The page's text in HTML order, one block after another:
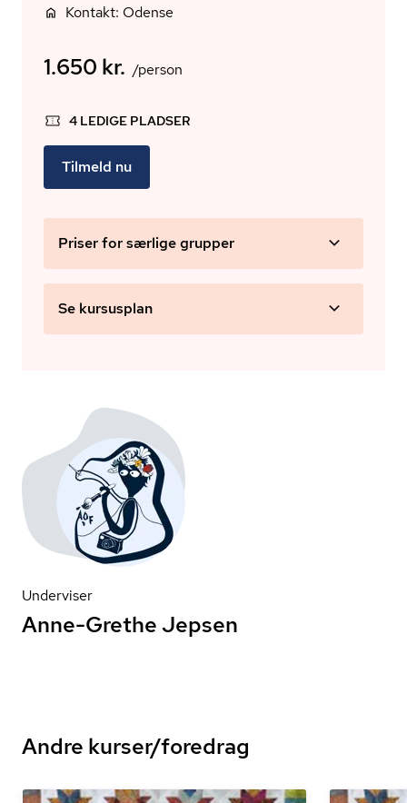
Kontakt: Odense
1.650 kr. /person
4 LEDIGE PLADSER
Tilmeld nu
Priser for særlige grupper
Se kursusplan
Underviser
Anne-Grethe Jepsen
Andre kurser/foredrag